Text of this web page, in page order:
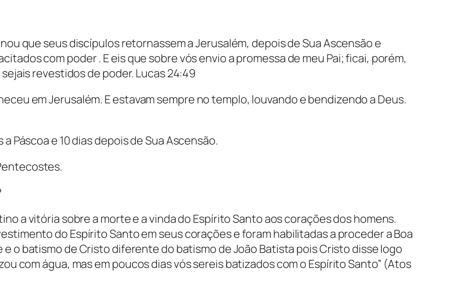
que seus discípulos retornassem a Jerusalém, depois de Sua Ascensão e
com poder . E eis que sobre vós envio a promessa de meu Pai; ficai, porém,
revestidos de poder. Lucas 24:49
em Jerusalém. E estavam sempre no templo, louvando e bendizendo a Deus.
Páscoa e 10 dias depois de Sua Ascensão.
a vitória sobre a morte e a vinda do Espírito Santo aos corações dos homens.
do Espírito Santo em seus corações e foram habilitadas a proceder a Boa
e o batismo de Cristo diferente do batismo de João Batista pois Cristo disse logo
com água, mas em poucos dias vós sereis batizados com o Espírito Santo” (Atos